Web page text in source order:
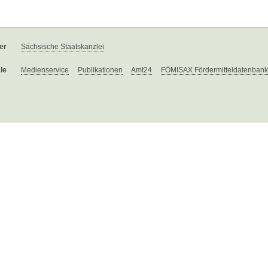
Sächsische Staatskanzlei
Medienservice Publikationen Amt24 FÖMISAX Fördermitteldatenbank